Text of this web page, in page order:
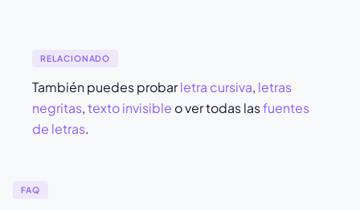
RELACIONADO
También puedes probarletra cursiva, letras
negritas,texto invisible o ver todas lasfuentes
de letras.
FAQ